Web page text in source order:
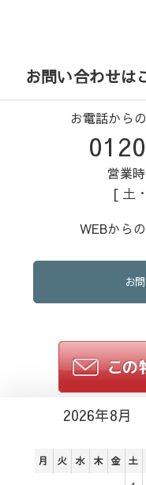
お問い合わせは
お電話から
営業
[ 土
WEBから
お
2026年8月
月 火 水 木 金 土